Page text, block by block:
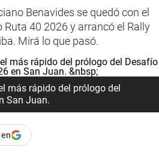
Benavides se quedó con el
Ruta 40 2026 y arrancó el Rally
Mirá lo que pasó.
más rápido del prólogo del
San Juan.